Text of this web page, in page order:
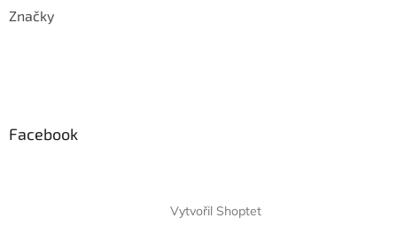
Značky
Facebook
Vytvořil Shoptet